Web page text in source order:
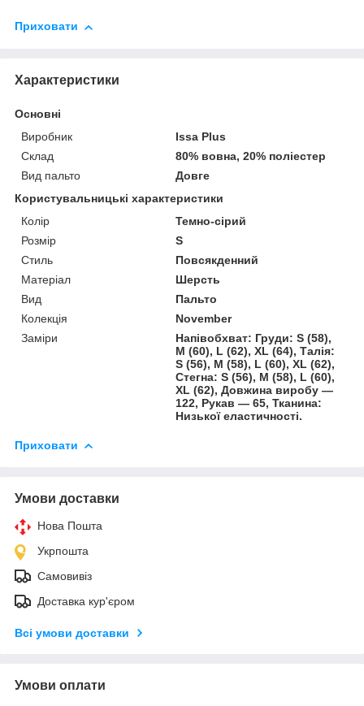
Приховати
Характеристики
Основні
Виробник
Issa Plus
Склад
80% вовна, 20% поліестер
Вид пальто
Довге
Користувальницькі характеристики
Колір
Темно-сірий
Розмір
S
Стиль
Повсякденний
Матеріал
Шерсть
Вид
Пальто
Колекція
November
Заміри
Напівобхват: Груди: S (58),
M (60), L (62), XL (64), Талія:
S (56), M (58), L (60), XL (62),
Стегна: S (56), M (58), L (60),
XL (62), Довжина виробу —
122, Рукав — 65, Тканина:
Низької еластичності.
Приховати
Умови доставки
Нова Пошта
Укрпошта
Самовивіз
Доставка кур'єром
Всі умови доставки
Умови оплати